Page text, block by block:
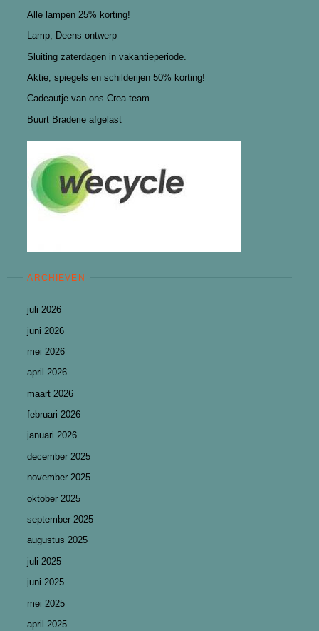
Alle lampen 25% korting!
Lamp, Deens ontwerp
Sluiting zaterdagen in vakantieperiode.
Aktie, spiegels en schilderijen 50% korting!
Cadeautje van ons Crea-team
Buurt Braderie afgelast
ARCHIEVEN
juli 2026
juni 2026
mei 2026
april 2026
maart 2026
februari 2026
januari 2026
december 2025
november 2025
oktober 2025
september 2025
augustus 2025
juli 2025
juni 2025
mei 2025
april 2025